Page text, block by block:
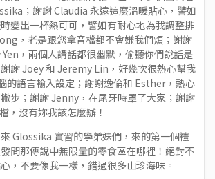
；謝謝 Claudia 永遠這麼溫暖貼心，譬如
變出一杯熱可可，譬如有耐心地為我調整排
，老是跟您拿音檔都不會嫌我們煩；謝謝
，兩個人講話都很幽默，偷聽你們說話是
謝 Joey 和 Jeremy Lin，好幾次很熱心幫我
的語言輸入設定；謝謝逸倫和 Esther，熱心
步；謝謝 Jenny，在尾牙時罩了大家；謝謝
，沒有妳我該怎麼辦！
Glossika 實習的學弟妹們，來的第一個禮
問那傳說中無限量的零食區在哪裡！絕對不
，不要像我一樣，錯過很多山珍海味。